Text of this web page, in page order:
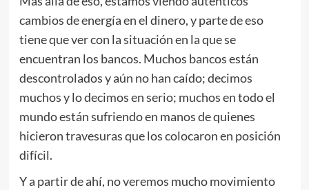
cambios de energía en el dinero, y parte de eso
tiene que ver con la situación en la que se
encuentran los bancos. Muchos bancos están
descontrolados y aún no han caído; decimos
muchos y lo decimos en serio; muchos en todo el
mundo están sufriendo en manos de quienes
hicieron travesuras que los colocaron en posición
difícil.
Y a partir de ahí, no veremos mucho movimiento